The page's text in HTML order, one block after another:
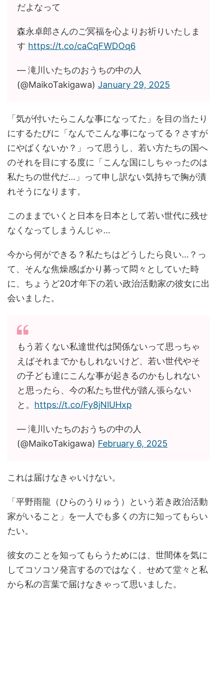
だよなって
森永卓郎さんのご冥福を心よりお祈りいたしま
す https://t.co/caCqFWDOq6
— 滝川️いたちのおうちの中の人
(@MaikoTakigawa) January 29, 2025
「気が付いたらこんな事になってた」を目の当たり
にするたびに「なんでこんな事になってる？さすが
にやばくないか？」って思うし、若い方たちの国へ
のそれを目にする度に「こんな国にしちゃったのは
私たちの世代だ…」って申し訳ない気持ちで胸が潰
れそうになります。
このままでいくと日本を日本として若い世代に残せ
なくなってしまうんじゃ…
今から何ができる？私たちはどうしたら良い…？っ
て、そんな焦燥感ばかり募って悶々としていた時
に、ちょうど20才年下の若い政治活動家の彼女に出
会いました。
もう若くない私達世代は関係ないって思っちゃ
えばそれまでかもしれないけど、若い世代やそ
の子ども達にこんな事が起きるのかもしれない
と思ったら、今の私たち世代が踏ん張らない
と。 https://t.co/Fy8jNlUHxp
— 滝川️いたちのおうちの中の人
(@MaikoTakigawa) February 6, 2025
これは届けなきゃいけない。
「平野雨龍（ひらのうりゅう）という若き政治活動
家がいること」を一人でも多くの方に知ってもらい
たい。
彼女のことを知ってもらうためには、世間体を気に
してコソコソ発言するのではなく、せめて堂々と私
から私の言葉で届けなきゃって思いました。